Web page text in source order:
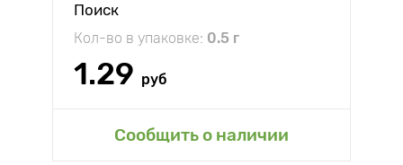
Поиск
Кол-во в упаковке: 0.5 г
1.29 руб
Сообщить о наличии